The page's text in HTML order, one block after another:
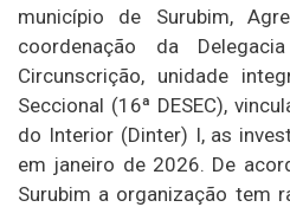
município de Surubim,
coordenação da
Circunscrição, unidade
Seccional (16ª DESEC),
do Interior (Dinter) I, as
em janeiro de 2026. De
Surubim a organização tem